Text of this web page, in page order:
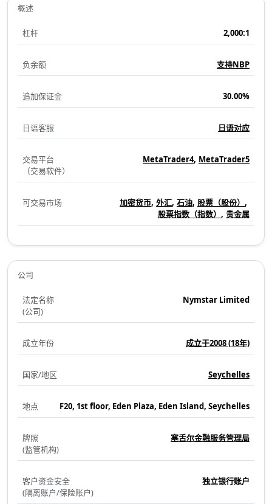
概述
杠杆 2,000:1
负余额 支持NBP
追加保证金 30.00%
日语客服 日语对应
交易平台
（交易软件）
MetaTrader4 MetaTrader5
可交易市场 加密货币 外汇 石油 股票（股份）
股票指数（指数）
贵金属
公司
法定名称
(公司)
Nymstar Limited
成立年份 成立于2008(18年)
国家/地区 Seychelles
地点 F20, 1st floor, Eden Plaza, Eden Island, Seychelles
牌照
(监管机构)
塞舌尔金融服务管理局
客户资金安全
(隔离账户/保险账户)
独立银行账户